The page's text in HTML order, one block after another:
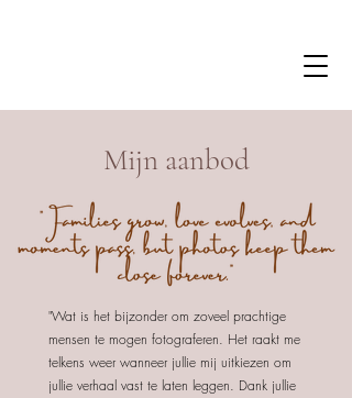
Mijn aanbod
"Wat is het bijzonder om zoveel prachtige
mensen te mogen fotograferen. Het raakt me
telkens weer wanneer jullie mij uitkiezen om
jullie verhaal vast te laten leggen. Dank jullie